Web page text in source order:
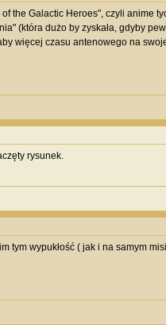
the Galactic Heroes", czyli anime
(która dużo by zyskała, gdyby
więcej czasu antenowego na
rysunek.
tym wypukłość ( jak i na samym